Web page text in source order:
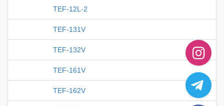
TEF-12L-2
TEF-131V
TEF-132V
TEF-161V
TEF-162V